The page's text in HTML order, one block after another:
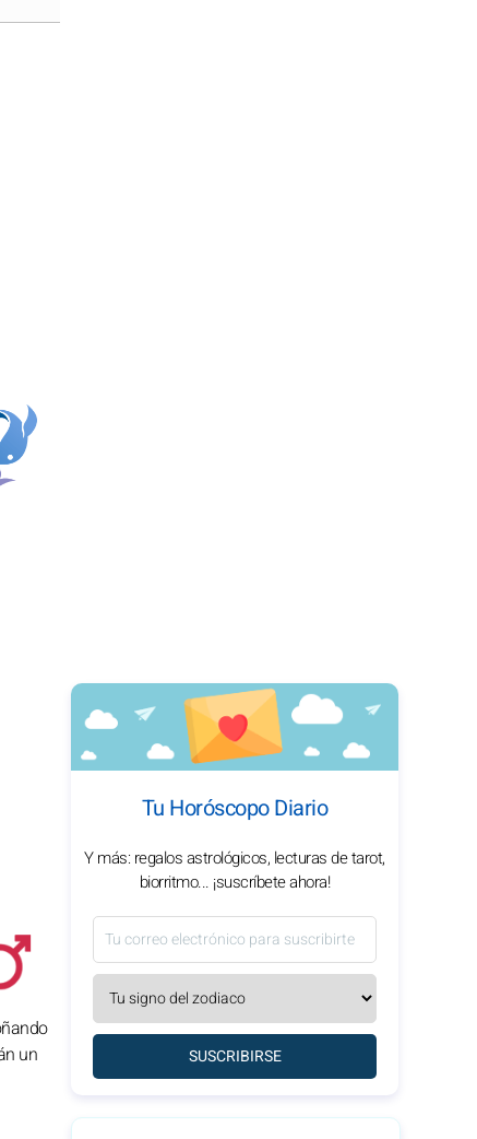
un
Tu Horóscopo Diario
Y más: regalos astrológicos, lecturas de tarot,
biorritmo... ¡suscríbete ahora!
SUSCRIBIRSE